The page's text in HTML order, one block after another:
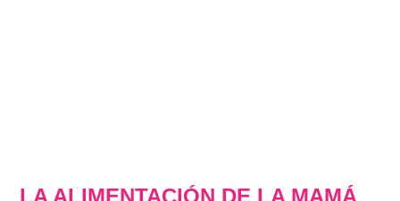
LA ALIMENTACIÓN DE LA MAMÁ